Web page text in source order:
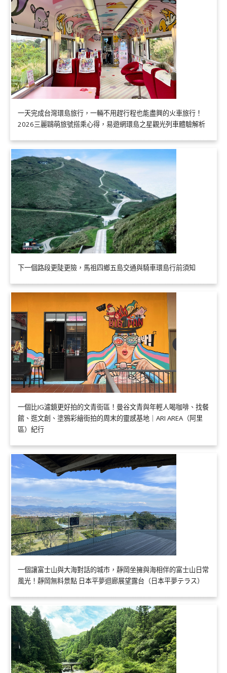
一天完成台灣環島旅行，一輛不用趕行程也能盡興的火車旅行！
2026三麗鷗萌旅號搭乘心得，易遊網環島之星觀光列車體驗解析
下一個路段更陡更險，馬祖四鄉五島交通與騎車環島行前須知
一個比IG濾鏡更好拍的文青街區！曼谷文青與年輕人喝咖啡、找餐
館、逛文創、塗鴉彩繪街拍的周末的靈感基地｜ARI AREA（阿里
區）紀行
一個讓富士山與大海對話的城市，靜岡坐擁與海相伴的富士山日常
風光！靜岡無料景點 日本平夢迴廊展望露台（日本平夢テラス）